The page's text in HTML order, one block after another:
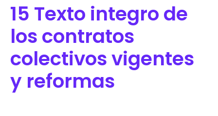
15 Texto integro de
los contratos
colectivos vigentes
y reformas